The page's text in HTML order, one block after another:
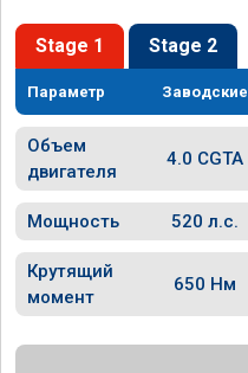
Stage 1 Stage 2
Параметр Заводские
Объем
двигателя
4.0 CGTA
Мощность 520 л.с.
Крутящий
момент
650 Нм